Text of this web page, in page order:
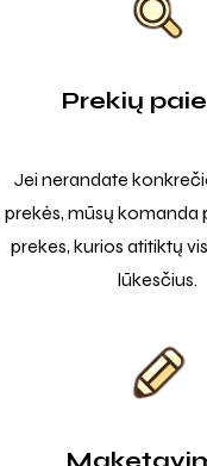
Prekių
Jei nerandate
prekės, mūsų komanda
prekes, kurios atitiktų
lūkesčius.